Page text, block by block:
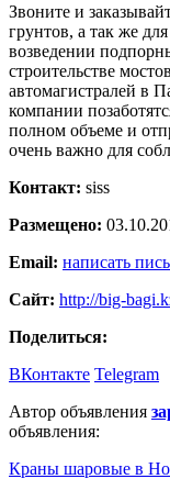
Звоните и
грунтов, а так же
возведении
строительстве
автомагистралей в
компании
полном объеме и
очень важно для
Контакт: siss
Размещено:
Email: написать
Сайт: http://big-
Поделиться:
ВКонтакте Telegram
Автор объявления
объявления:
Краны шаровые в